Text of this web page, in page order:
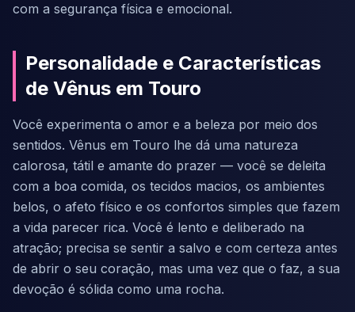
com a segurança física e emocional.
Personalidade e Características
de Vênus em Touro
Você experimenta o amor e a beleza por meio dos
sentidos. Vênus em Touro lhe dá uma natureza
calorosa, tátil e amante do prazer — você se deleita
com a boa comida, os tecidos macios, os ambientes
belos, o afeto físico e os confortos simples que fazem
a vida parecer rica. Você é lento e deliberado na
atração; precisa se sentir a salvo e com certeza antes
de abrir o seu coração, mas uma vez que o faz, a sua
devoção é sólida como uma rocha.